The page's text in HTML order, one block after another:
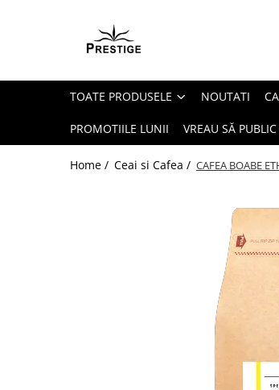
Toate Produsele
Pachete Speciale Carti
Spiritualitate - Ezoterism
AngelConnection
TOATE PRODUSELE NOUTATI
PROMOTIILE LUNII VREAU SĂ
Home / Ceai si Cafea / CAFEA BOABE